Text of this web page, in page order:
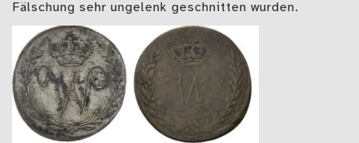
Fälschung sehr ungelenk geschnitten wurden.